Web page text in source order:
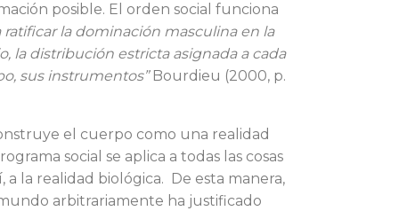
posible. El orden so­cial funciona
la dominación masculina en la
la distribución estricta asignada a cada
sus instrumentos” Bourdieu (2000, p.
el cuerpo como una realidad
social se aplica a todas las cosas
la realidad biológica. De esta manera,
arbitrariamente ha justificado